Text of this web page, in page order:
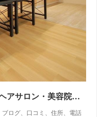
美容室 NYNY 姫路広畑店｜ヘアサロン・美容院｜ニューヨークニューヨーク
ログ、口コミ、住所、電話